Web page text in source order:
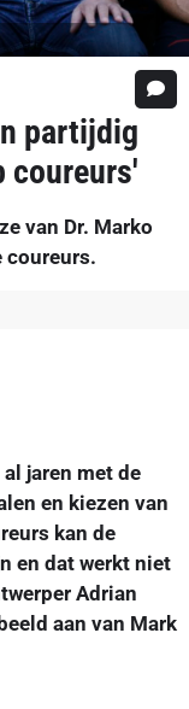
partijdig
coureurs'
van Dr. Marko
coureurs.
jaren met de
en kiezen van
kan de
en dat werkt niet
Adrian
aan van Mark